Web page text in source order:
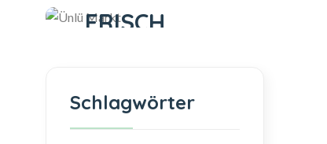
FRISCH
Schlagwörter